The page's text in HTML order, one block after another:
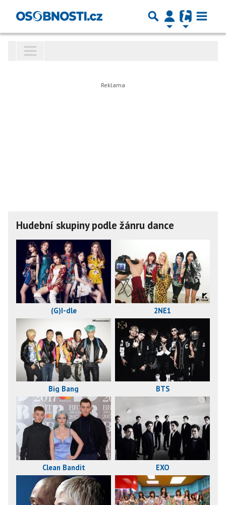
Hudební skupiny podle žánru dance
(G)I-dle 2NE1
Big Bang BTS
Clean Bandit EXO